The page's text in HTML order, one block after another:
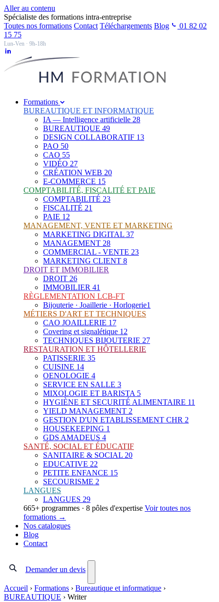
Aller au contenu
Spécialiste des formations intra-entreprise
Toutes nos formations Contact Téléchargements Blog
01 82 02
15 75
Lun-Ven · 9h-18h
Formations
BUREAUTIQUE ET INFORMATIQUE
IA — Intelligence artificielle 28
BUREAUTIQUE 49
DESIGN COLLABORATIF 13
PAO 50
CAO 55
VIDÉO 27
CRÉATION WEB 20
E-COMMERCE 15
COMPTABILITÉ, FISCALITÉ ET PAIE
COMPTABILITÉ 23
FISCALITÉ 21
PAIE 12
MANAGEMENT, VENTE ET MARKETING
MARKETING DIGITAL 37
MANAGEMENT 28
COMMERCIAL - VENTE 23
MARKETING CLIENT 8
DROIT ET IMMOBILIER
DROIT 26
IMMOBILIER 41
RÈGLEMENTATION LCB-FT
Bijouterie · Joaillerie · Horlogerie1
MÉTIERS D'ART ET TECHNIQUES
CAO JOAILLERIE 17
Covering et signalétique 12
TECHNIQUES BIJOUTERIE 27
RESTAURATION ET HÔTELLERIE
PATISSERIE 35
CUISINE 14
OENOLOGIE 4
SERVICE EN SALLE 3
MIXOLOGIE ET BARISTA 5
HYGIÈNE ET SECURITÉ ALIMENTAIRE 11
YIELD MANAGEMENT 2
GESTION D'UN ETABLISSEMENT CHR 2
HOUSEKEEPING 1
GDS AMADEUS 4
SANTÉ, SOCIAL ET ÉDUCATIF
SANITAIRE & SOCIAL 20
EDUCATIVE 22
PETITE ENFANCE 15
SECOURISME 2
LANGUES
LANGUES 29
665+ programmes · 8 pôles d'expertise Voir toutes nos
formations →
Nos catalogues
Blog
Contact
Demander un devis
Accueil › Formations › Bureautique et informatique ›
BUREAUTIQUE › Writer